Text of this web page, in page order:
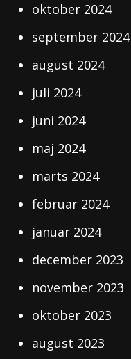
oktober 2024
september 2024
august 2024
juli 2024
juni 2024
maj 2024
marts 2024
februar 2024
januar 2024
december 2023
november 2023
oktober 2023
august 2023